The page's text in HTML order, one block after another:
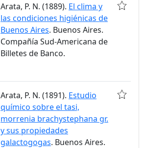
Arata, P. N. (1889). El clima y
las condiciones higiénicas de
Buenos Aires. Buenos Aires.
Compañía Sud-Americana de
Billetes de Banco.
Arata, P. N. (1891). Estudio
químico sobre el tasi,
morrenia brachystephana gr.
y sus propiedades
galactogogas. Buenos Aires.